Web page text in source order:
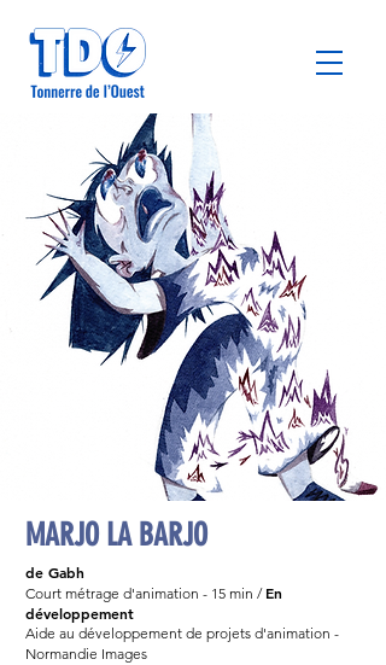
MARJO LA BARJO
de Gabh
Court métrage d'animation - 15 min / En
développement
Aide au développement de projets d'animation -
Normandie Images